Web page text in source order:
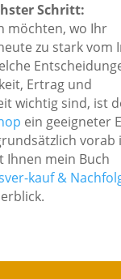
Schritt:
möchten, wo Ihr
zu stark vom
Ertrag und
wichtig sind, ist
ein geeigneter
Ihnen mein Buch
kauf &